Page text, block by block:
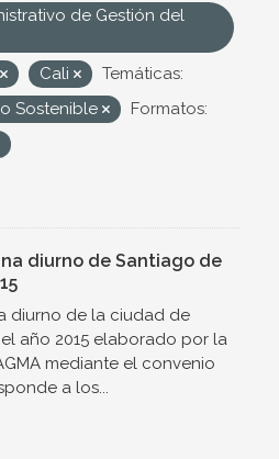
de Gestión del
Cali
Temáticas:
Sostenible
Formatos:
diurno de Santiago de
diurno de la ciudad de
año 2015 elaborado por la
mediante el convenio
a los...